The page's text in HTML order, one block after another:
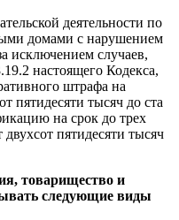
деятельности по
домами с нарушением
исключением случаев,
настоящего Кодекса,
штрафа на
пятидесяти тысяч до ста
на срок до трех
пятидесяти тысяч
товарищество и
следующие виды